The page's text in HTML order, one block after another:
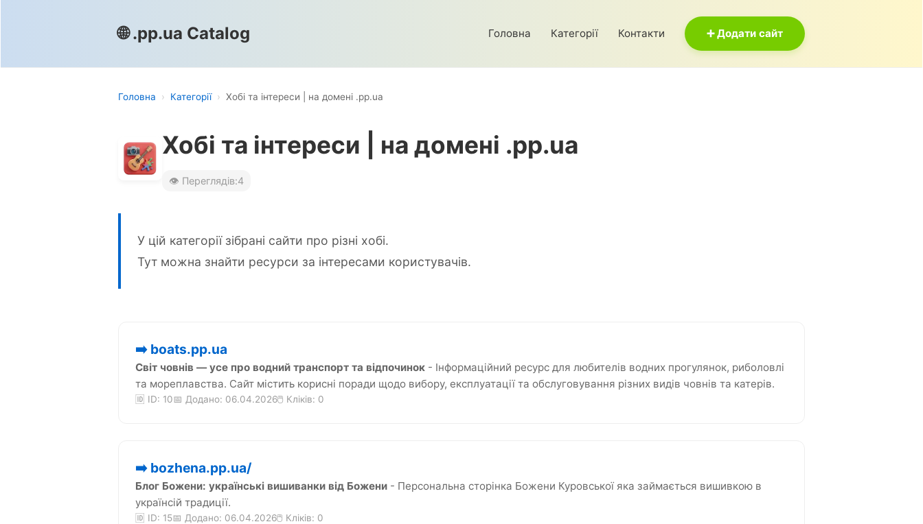
🌐 .pp.ua Catalog Головна Категорії Контакти ➕ Додати сайт
Головна › Категорії › Хобі та інтереси | на домені .pp.ua
Хобі та інтереси | на домені .pp.ua
👁️ Переглядів:4
У цій категорії зібрані сайти про різні хобі.
Тут можна знайти ресурси за інтересами користувачів.
➡️ boats.pp.ua
Світ човнів — усе про водний транспорт та відпочинок - Інформаційний ресурс для любителів водних прогулянок, риболовлі
та мореплавства. Сайт містить корисні поради щодо вибору, експлуатації та обслуговування різних видів човнів та катерів.
🆔 ID: 10📅 Додано: 06.04.2026🖱️ Кліків: 0
➡️ bozhena.pp.ua/
Блог Божени: українські вишиванки від Божени - Персональна сторінка Божени Куровської яка займається вишивкою в
українсій традиції.
🆔 ID: 15📅 Додано: 06.04.2026🖱️ Кліків: 0